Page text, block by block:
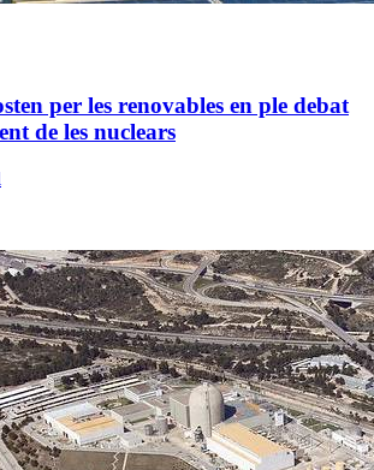
per les renovables en ple debat
de les nuclears